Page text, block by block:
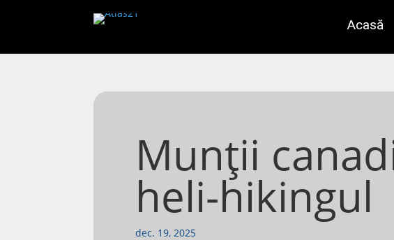
Acasă
Munții
heli-hikingul
dec. 19, 2025